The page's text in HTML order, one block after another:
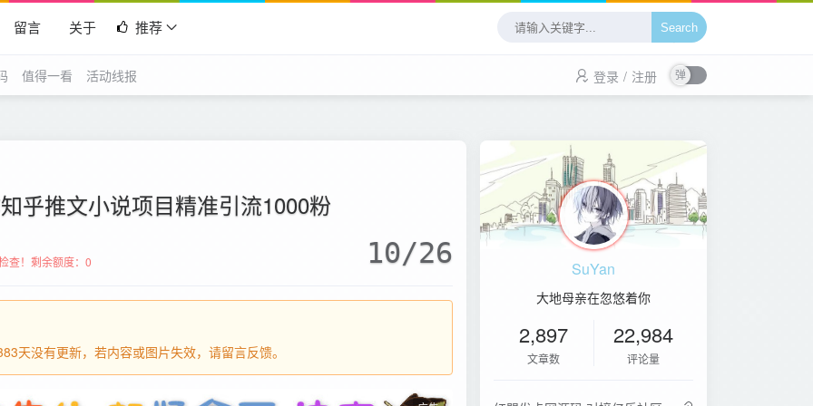
留言 关于 推荐 Search
值得一看 活动线报 登录 / 注册
乎推文小说项目精准引流1000粉
查！ 剩余额度：0 10/26
天没有更新，若内容或图片失效，请留言反馈。
SuYan
大地母亲在忽悠着你
2,897
文章数
22,984
评论量